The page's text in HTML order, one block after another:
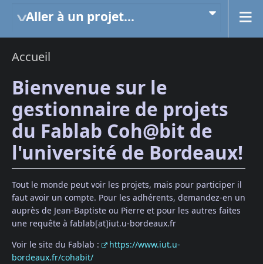
Aller à un projet...
Accueil
Bienvenue sur le
gestionnaire de projets
du Fablab Coh@bit de
l'université de Bordeaux!
Tout le monde peut voir les projets, mais pour participer il
faut avoir un compte. Pour les adhérents, demandez-en un
auprès de Jean-Baptiste ou Pierre et pour les autres faites
une requête à fablab[at]iut.u-bordeaux.fr
Voir le site du Fablab :
https://www.iut.u-
bordeaux.fr/cohabit/